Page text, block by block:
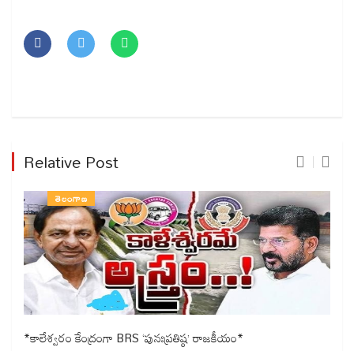
Relative Post
తెలంగాణ
*కాలేశ్వరం కేంద్రంగా BRS ‘పునఃప్రతిష్ఠ’ రాజకీయం*